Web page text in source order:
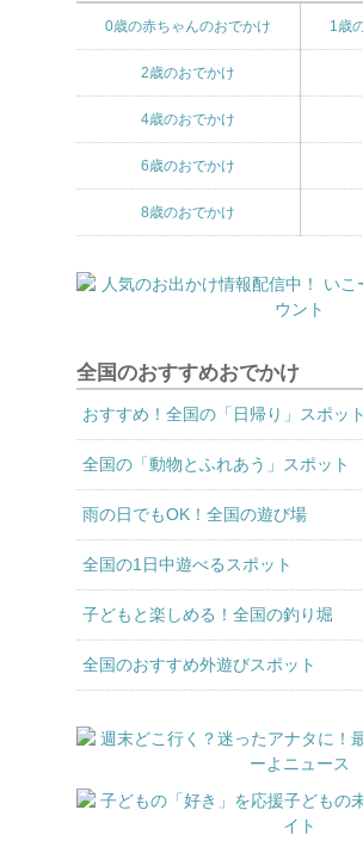
0歳の赤ちゃんのおでかけ 1歳
2歳のおでかけ
4歳のおでかけ
6歳のおでかけ
8歳のおでかけ
全国のおすすめおでかけ
おすすめ！全国の「日帰り」スポット
全国の「動物とふれあう」スポット
雨の日でもOK！全国の遊び場
全国の1日中遊べるスポット
子どもと楽しめる！全国の釣り堀
全国のおすすめ外遊びスポット